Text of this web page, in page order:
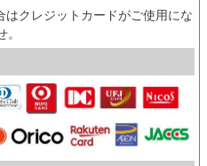
クレジットカードがご使用にな